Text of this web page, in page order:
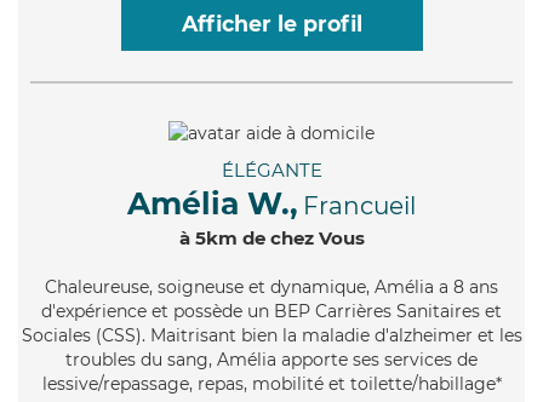
Afficher le profil
ÉLÉGANTE
Amélia W., Francueil
à 5km de chez Vous
Chaleureuse, soigneuse et dynamique, Amélia a 8 ans
d'expérience et possède un BEP Carrières Sanitaires et
Sociales (CSS). Maitrisant bien la maladie d'alzheimer et les
troubles du sang, Amélia apporte ses services de
lessive/repassage, repas, mobilité et toilette/habillage*